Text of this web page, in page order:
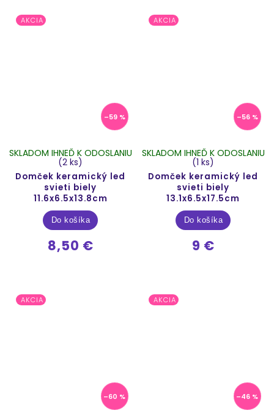
AKCIA
–59 %
Domček keramický led
svieti biely
11.6x6.5x13.8cm
SKLADOM IHNEĎ K ODOSLANIU
(2 ks)
8,50 €
Do košíka
AKCIA
–56 %
Domček keramický led
svieti biely
13.1x6.5x17.5cm
SKLADOM IHNEĎ K ODOSLANIU
(1 ks)
9 €
Do košíka
AKCIA
–60 %
AKCIA
–46 %